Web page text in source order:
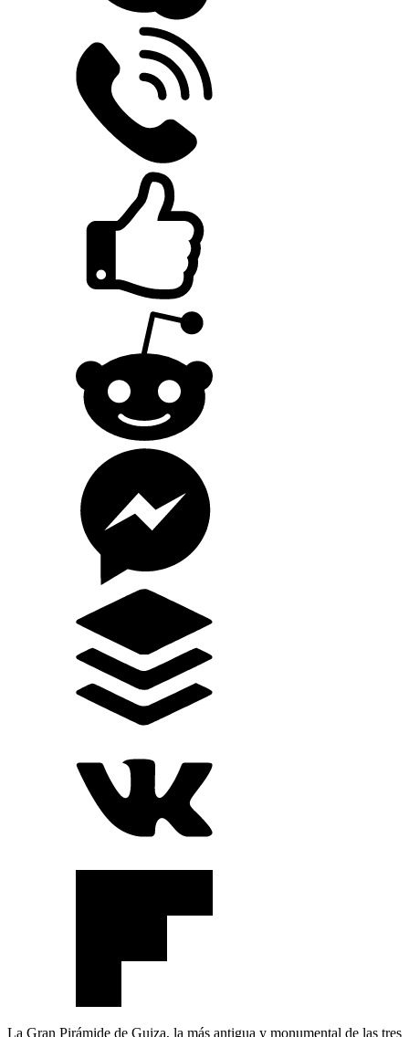
La Gran Pirámide de Guiza, la más antigua y monumental de las tres